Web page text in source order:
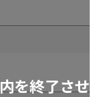
を終了させ